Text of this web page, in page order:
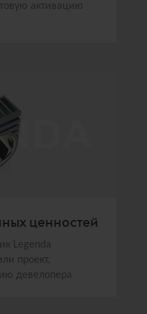
активацию
ценностей
Legenda
проект,
девелопера